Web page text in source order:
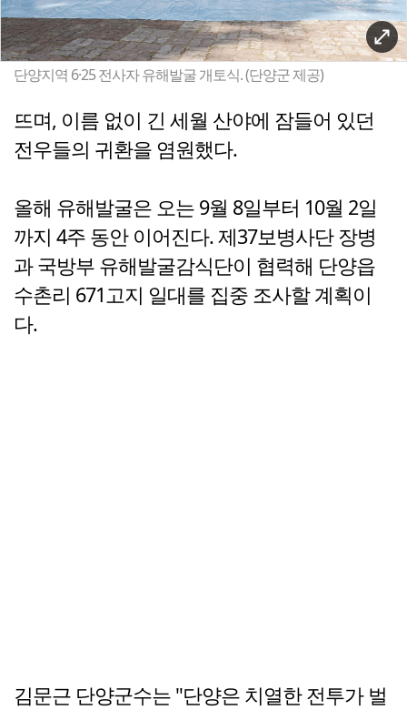
단양지역 6·25 전사자 유해발굴 개토식. (단양군 제공)
뜨며, 이름 없이 긴 세월 산야에 잠들어 있던
전우들의 귀환을 염원했다.
올해 유해발굴은 오는 9월 8일부터 10월 2일
까지 4주 동안 이어진다. 제37보병사단 장병
과 국방부 유해발굴감식단이 협력해 단양읍
수촌리 671고지 일대를 집중 조사할 계획이
다.
김문근 단양군수는 "단양은 치열한 전투가 벌